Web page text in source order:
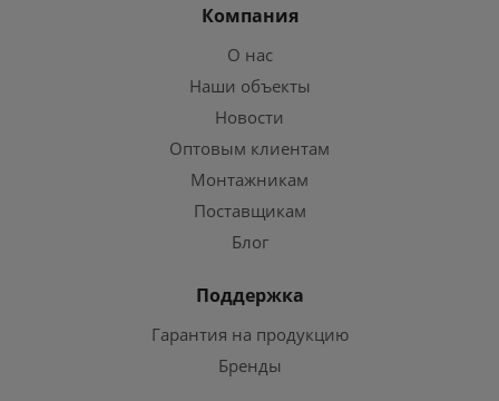
Компания
О нас
Наши объекты
Новости
Оптовым клиентам
Монтажникам
Поставщикам
Блог
Поддержка
Гарантия на продукцию
Бренды